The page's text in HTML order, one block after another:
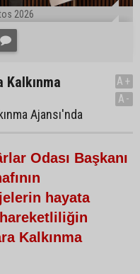
2026
Kalkınma
Ajansı'nda
A+
A-
Odası Başkanı
hayata
Kalkınma